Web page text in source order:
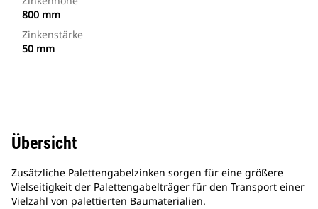
800 mm
Zinkenstärke
50 mm
Übersicht
Zusätzliche Palettengabelzinken sorgen für eine größere
Vielseitigkeit der Palettengabelträger für den Transport einer
Vielzahl von palettierten Baumaterialien.